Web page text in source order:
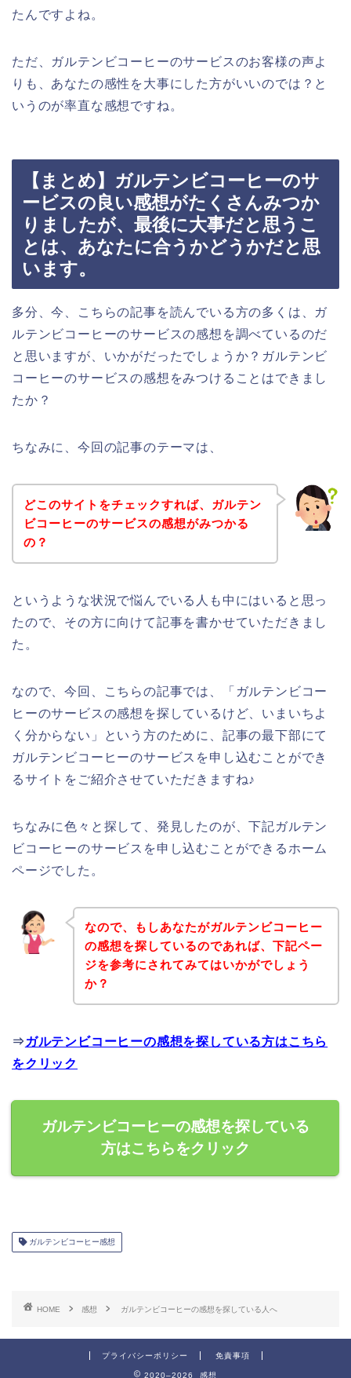
たんですよね。
ただ、ガルテンビコーヒーのサービスのお客様の声よ
りも、あなたの感性を大事にした方がいいのでは？と
いうのが率直な感想ですね。
【まとめ】ガルテンビコーヒーのサ
ービスの良い感想がたくさんみつか
りましたが、最後に大事だと思うこ
とは、あなたに合うかどうかだと思
います。
多分、今、こちらの記事を読んでいる方の多くは、ガ
ルテンビコーヒーのサービスの感想を調べているのだ
と思いますが、いかがだったでしょうか？ガルテンビ
コーヒーのサービスの感想をみつけることはできまし
たか？
ちなみに、今回の記事のテーマは、
どこのサイトをチェックすれば、ガルテン
ビコーヒーのサービスの感想がみつかる
の？
というような状況で悩んでいる人も中にはいると思っ
たので、その方に向けて記事を書かせていただきまし
た。
なので、今回、こちらの記事では、「ガルテンビコー
ヒーのサービスの感想を探しているけど、いまいちよ
く分からない」という方のために、記事の最下部にて
ガルテンビコーヒーのサービスを申し込むことができ
るサイトをご紹介させていただきますね♪
ちなみに色々と探して、発見したのが、下記ガルテン
ビコーヒーのサービスを申し込むことができるホーム
ページでした。
なので、もしあなたがガルテンビコーヒー
の感想を探しているのであれば、下記ペー
ジを参考にされてみてはいかがでしょう
か？
⇒ ガルテンビコーヒーの感想を探している方はこちら
をクリック
ガルテンビコーヒーの感想を探している
方はこちらをクリック
ガルテンビコーヒー感想
HOME 感想 ガルテンビコーヒーの感想を探している人へ
プライバシーポリシー 免責事項
2020–2026 感想